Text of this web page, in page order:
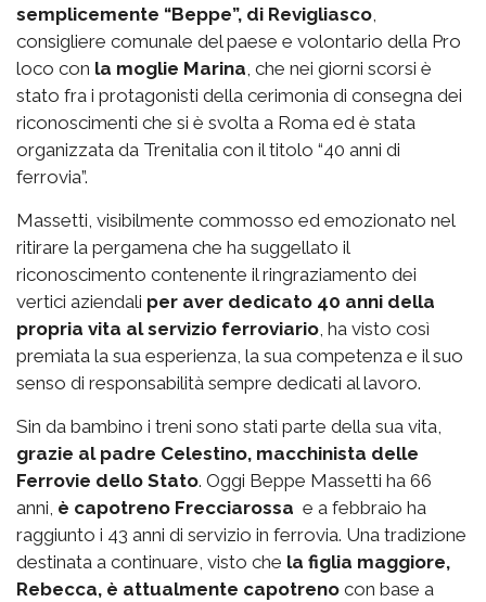
semplicemente “Beppe”, di Revigliasco,
consigliere comunale del paese e volontario della Pro
loco con la moglie Marina, che nei giorni scorsi è
stato fra i protagonisti della cerimonia di consegna dei
riconoscimenti che si è svolta a Roma ed è stata
organizzata da Trenitalia con il titolo “40 anni di
ferrovia”.
Massetti, visibilmente commosso ed emozionato nel
ritirare la pergamena che ha suggellato il
riconoscimento contenente il ringraziamento dei
vertici aziendali per aver dedicato 40 anni della
propria vita al servizio ferroviario, ha visto così
premiata la sua esperienza, la sua competenza e il suo
senso di responsabilità sempre dedicati al lavoro.
Sin da bambino i treni sono stati parte della sua vita,
grazie al padre Celestino, macchinista delle
Ferrovie dello Stato. Oggi Beppe Massetti ha 66
anni, è capotreno Frecciarossa e a febbraio ha
raggiunto i 43 anni di servizio in ferrovia. Una tradizione
destinata a continuare, visto che la figlia maggiore,
Rebecca, è attualmente capotreno con base a